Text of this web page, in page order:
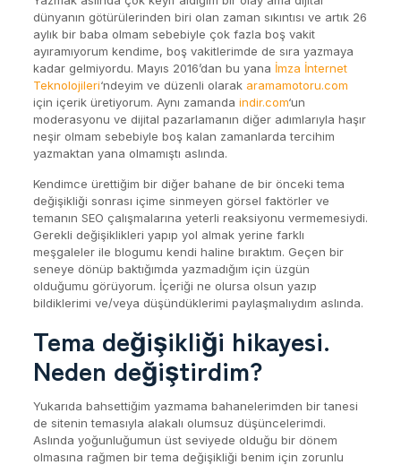
dünyanın götürülerinden biri olan zaman sıkıntısı ve artık 26
aylık bir baba olmam sebebiyle çok fazla boş vakit
ayıramıyorum kendime, boş vakitlerimde de sıra yazmaya
kadar gelmiyordu. Mayıs 2016’dan bu yana İmza İnternet
Teknolojileri‘ndeyim ve düzenli olarak aramamotoru.com
için içerik üretiyorum. Aynı zamanda indir.com‘un
moderasyonu ve dijital pazarlamanın diğer adımlarıyla haşır
neşir olmam sebebiyle boş kalan zamanlarda tercihim
yazmaktan yana olmamıştı aslında.
Kendimce ürettiğim bir diğer bahane de bir önceki tema
değişikliği sonrası içime sinmeyen görsel faktörler ve
temanın SEO çalışmalarına yeterli reaksiyonu vermemesiydi.
Gerekli değişiklikleri yapıp yol almak yerine farklı
meşgaleler ile blogumu kendi haline bıraktım. Geçen bir
seneye dönüp baktığımda yazmadığım için üzgün
olduğumu görüyorum. İçeriği ne olursa olsun yazıp
bildiklerimi ve/veya düşündüklerimi paylaşmalıydım aslında.
Tema değişikliği hikayesi.
Neden değiştirdim?
Yukarıda bahsettiğim yazmama bahanelerimden bir tanesi
de sitenin temasıyla alakalı olumsuz düşüncelerimdi.
Aslında yoğunluğumun üst seviyede olduğu bir dönem
olmasına rağmen bir tema değişikliği benim için zorunlu